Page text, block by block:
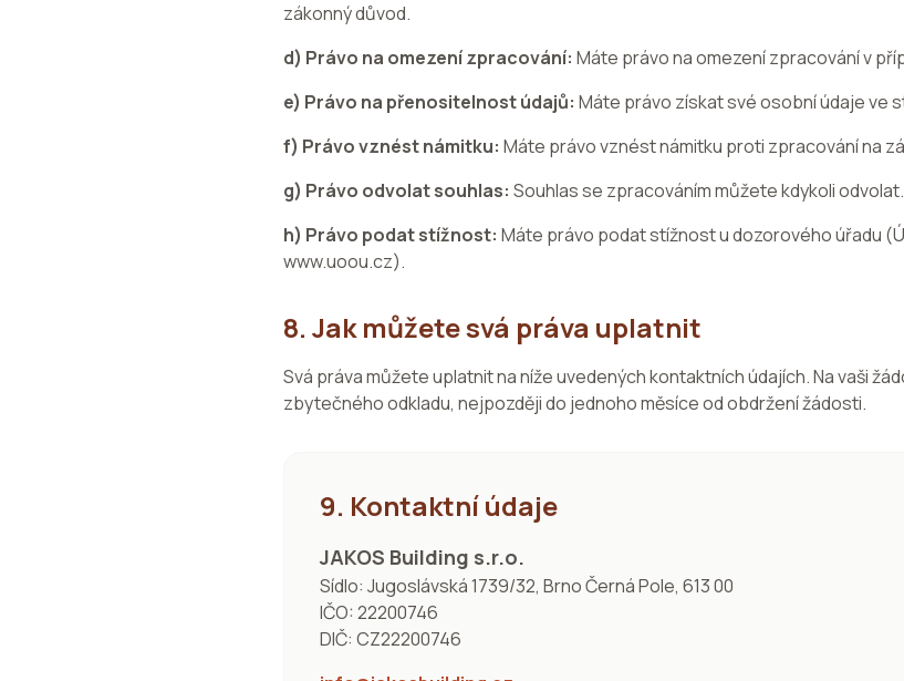
zákonný důvod.
d) Právo na omezení zpracování: Máte právo na omezení zpracování v
e) Právo na přenositelnost údajů: Máte právo získat své osobní údaje ve
f) Právo vznést námitku: Máte právo vznést námitku proti zpracování na
g) Právo odvolat souhlas: Souhlas se zpracováním můžete kdykoli odvolat.
h) Právo podat stížnost: Máte právo podat stížnost u dozorového úřadu
www.uoou.cz).
8. Jak můžete svá práva uplatnit
Svá práva můžete uplatnit na níže uvedených kontaktních údajích. Na vaši
zbytečného odkladu, nejpozději do jednoho měsíce od obdržení žádosti.
9. Kontaktní údaje
JAKOS Building s.r.o.
Sídlo: Jugoslávská 1739/32, Brno Černá Pole, 613 00
IČO: 22200746
DIČ: CZ22200746